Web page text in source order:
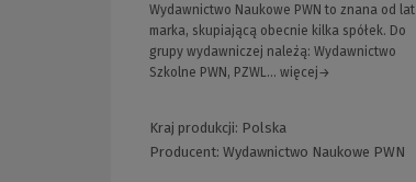
Wydawnictwo Naukowe PWN to znana od lat
marka, skupiającą obecnie kilka spółek. Do
grupy wydawniczej należą: Wydawnictwo
Szkolne PWN, PZWL... więcej→
Kraj produkcji: Polska
Producent: Wydawnictwo Naukowe PWN